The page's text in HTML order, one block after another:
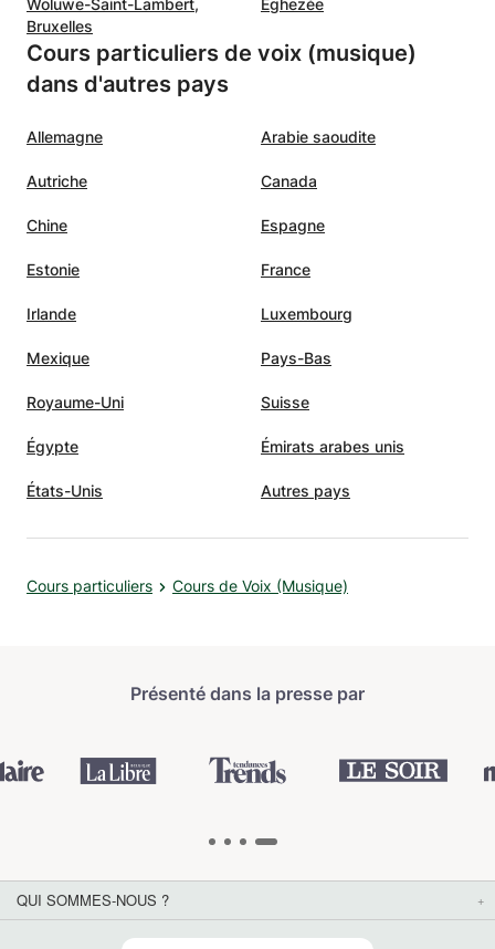
Bruxelles
Cours particuliers de voix (musique)
dans d'autres pays
Allemagne Arabie saoudite
Autriche Canada
Chine Espagne
Estonie France
Irlande Luxembourg
Mexique Pays-Bas
Royaume-Uni Suisse
Égypte Émirats arabes unis
États-Unis Autres pays
Cours particuliers Cours de Voix (Musique)
Présenté dans la presse par
QUI SOMMES-NOUS ?